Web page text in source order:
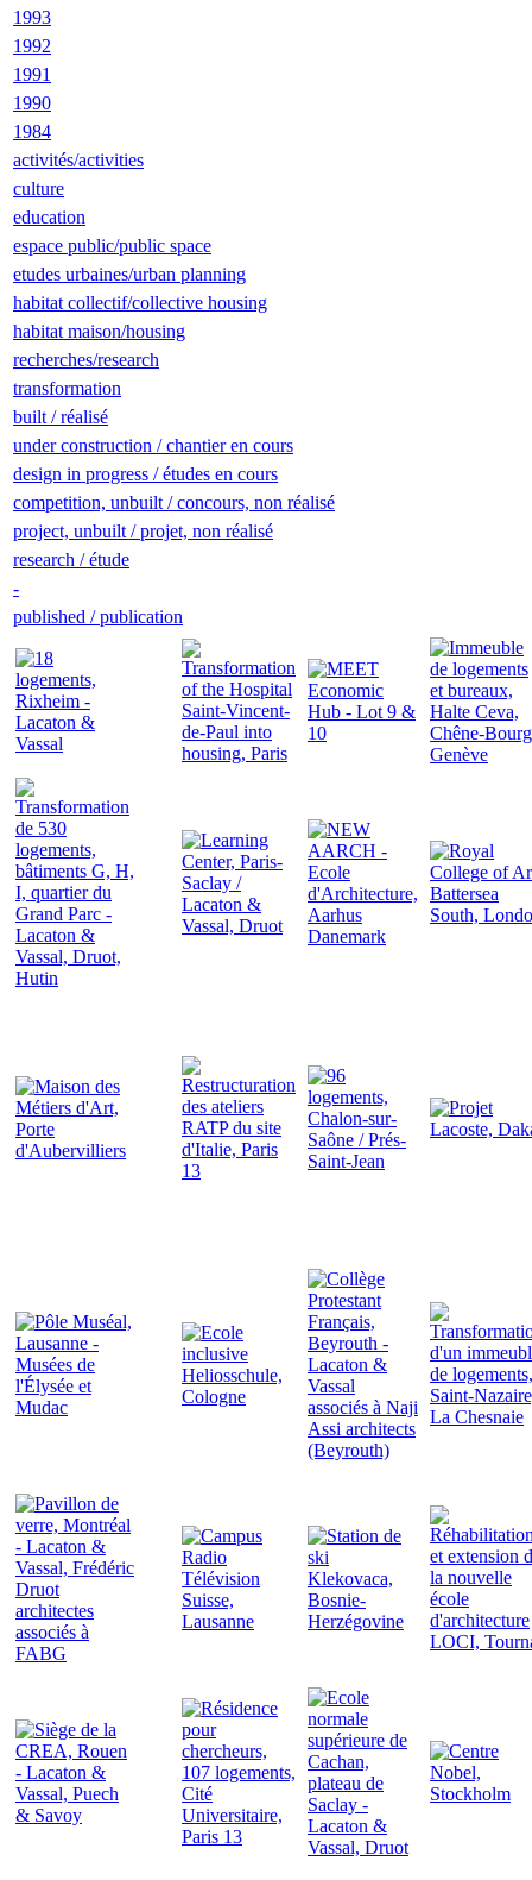
1993
1992
1991
1990
1984
activités/activities
culture
education
espace public/public space
etudes urbaines/urban planning
habitat collectif/collective housing
habitat maison/housing
recherches/research
transformation
built / réalisé
under construction / chantier en cours
design in progress / études en cours
competition, unbuilt / concours, non réalisé
project, unbuilt / projet, non réalisé
research / étude
-
published / publication